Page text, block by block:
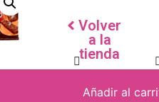
Añadir al
Volver
a la
tienda